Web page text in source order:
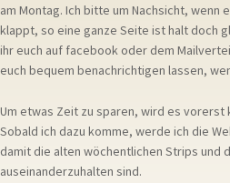
am Montag. Ich bitte um Nachsicht, wenn
klappt, so eine ganze Seite ist halt doch
ihr euch auf facebook oder dem
euch bequem benachrichtigen lassen,
Um etwas Zeit zu sparen, wird es vorerst
Sobald ich dazu komme, werde ich die
damit die alten wöchentlichen Strips und
auseinanderzuhalten sind.